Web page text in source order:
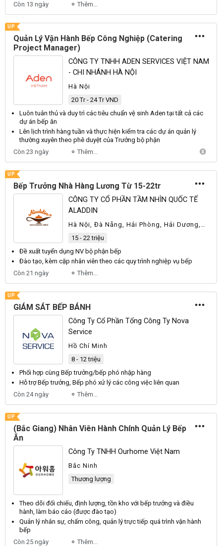
Còn 13 ngày
Thêm...
UP
Quản Lý Vận Hành Bếp Công Nghiệp (Catering
Project Manager)
CÔNG TY TNHH ADEN SERVICES VIỆT NAM
- CHI NHÁNH HÀ NỘI
Hà Nội
20 Tr - 24 Tr VND
Luôn tuân thủ và duy trì các tiêu chuẩn vệ sinh Aden tại tất cả các
dự án bếp ăn
Lên lịch trình hàng tuần và thực hiện kiểm tra các dự án quản lý
thường xuyên theo phê duyệt củaTrưởng bộ phận
Còn 23 ngày
Thêm...
UP
Bếp Trưởng Nhà Hàng Lương Từ 15-22tr
CÔNG TY CỔ PHẦN TẦM NHÌN QUỐC TẾ
ALADDIN
Hà Nội, Đà Nẵng, Hải Phòng, Hải Dương,
15 - 22 triệu
Đề xuất tuyển dụng NV bộ phận bếp
Đào tạo, kèm cặp nhân viên theo các quy trình nghiệp vụ bếp
Còn 21 ngày
Thêm...
UP
GIÁM SÁT BẾP BÁNH
Công Ty Cổ Phần Tổng Công Ty Nova
Service
Hồ Chí Minh
8 - 12 triệu
Phối hợp cùng Bếp trưởng/bếp phó nhập hàng
Hỗ trợBếp trưởng, Bếp phó xử lý các công việc liên quan
Còn 24 ngày
Thêm...
UP
(Bắc Giang) Nhân Viên Hành Chính Quản Lý Bếp
Ăn
Công Ty TNHH Ourhome Việt Nam
Bắc Ninh
Thương lượng
Theo dõi đối chiếu, định lượng, tồn kho với bếp trưởng và điều
hành, làm báo cáo (được đào tạo)
Quản lý nhân sự, chấm công, quản lý trực tiếp quá trình vận hành
bếp
Còn 25 ngày
Thêm...